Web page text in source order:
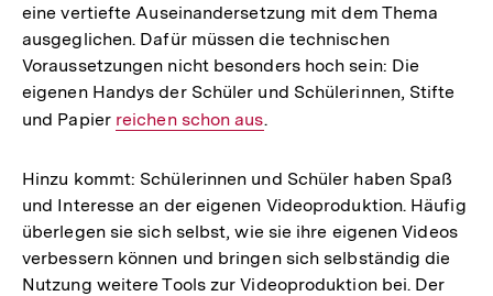
eine vertiefte Auseinandersetzung mit dem Thema
ausgeglichen. Dafür müssen die technischen
Voraussetzungen nicht besonders hoch sein: Die
eigenen Handys der Schüler und Schülerinnen, Stifte
und Papier Interner
reichen schon aus.
Hinzu kommt: Schülerinnen und Schüler haben Spaß
und Interesse an der eigenen Videoproduktion. Häufig
überlegen sie sich selbst, wie sie ihre eigenen Videos
verbessern können und bringen sich selbständig die
Nutzung weitere Tools zur Videoproduktion bei. Der